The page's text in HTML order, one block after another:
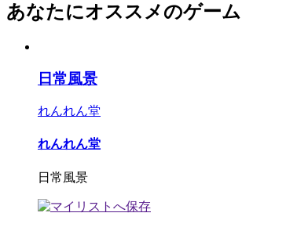
あなたにオススメのゲーム
日常風景
れんれん堂
れんれん堂
日常風景